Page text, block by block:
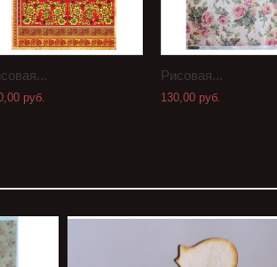
руб.
Рисовая...
130,00 руб.